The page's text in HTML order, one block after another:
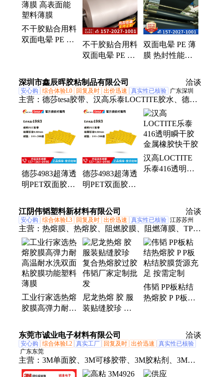
不干胶贴合用料
双面电晕 PE 薄
不干胶贴合用料
双面电晕 PE 薄
料薄膜
双面电晕 PE 薄
膜 热封性能稳
深圳市鑫辰晖胶粘制品有限公司 洽谈
安心购 综合体验L0 回复及时 出价迅速 真实性已核验 广东深圳
主营： 德莎tesa胶带、汉高乐泰LOCTITE胶水、德莎
胶带、3m胶水胶带、汉高乐泰胶水
德莎4983超薄透
明PET双面胶粘
膜汽车太阳能
tesa4983
德莎4983超薄透
明PET双面胶
LCD塑料薄膜
汽车太阳能
汉高LOCTITE
乐泰416透明瞬
江阴伟韬塑料新材料有限公司 洽谈
安心购 综合体验L3 回复及时 出价迅速 真实性已核验 江苏苏州
主营： 热熔膜、热熔胶、阻燃胶膜、阻燃薄膜、TPU
胶膜、PP胶膜、PA热熔胶膜、PES胶膜、聚酯胶膜、
无基材胶膜、服装胶膜、泼水布胶膜、金属板胶膜
工业行家选热熔
胶膜高弹力耐高
胶膜功能塑料薄
膜
尼龙热熔 胶 服
装贴缝胶珍 复
伟韬厂家定制批
发
伟韬 PP板粘结
热熔胶 P P板粘
东莞市诚业电子材料有限公司
洽谈
安心购 综合体验L2 真实工厂 回复及时 出价迅速
真实性已核验
广东东莞
主营： 3M单面胶、3M可移胶带、3M胶粘剂、3M双
面胶、3M无痕双面胶、3M纤维胶带、3M遮蔽胶带、